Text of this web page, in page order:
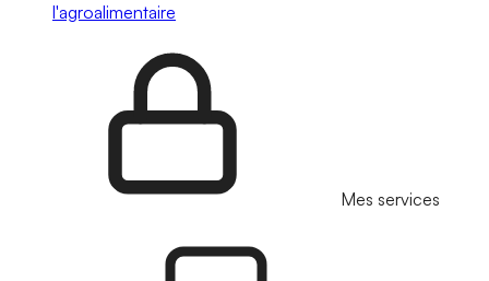
l'agroalimentaire
Mes services